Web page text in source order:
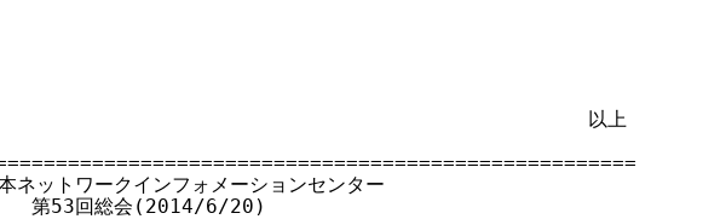
以上
ットワークインフォメーションセンター
第53回総会(2014/6/20)